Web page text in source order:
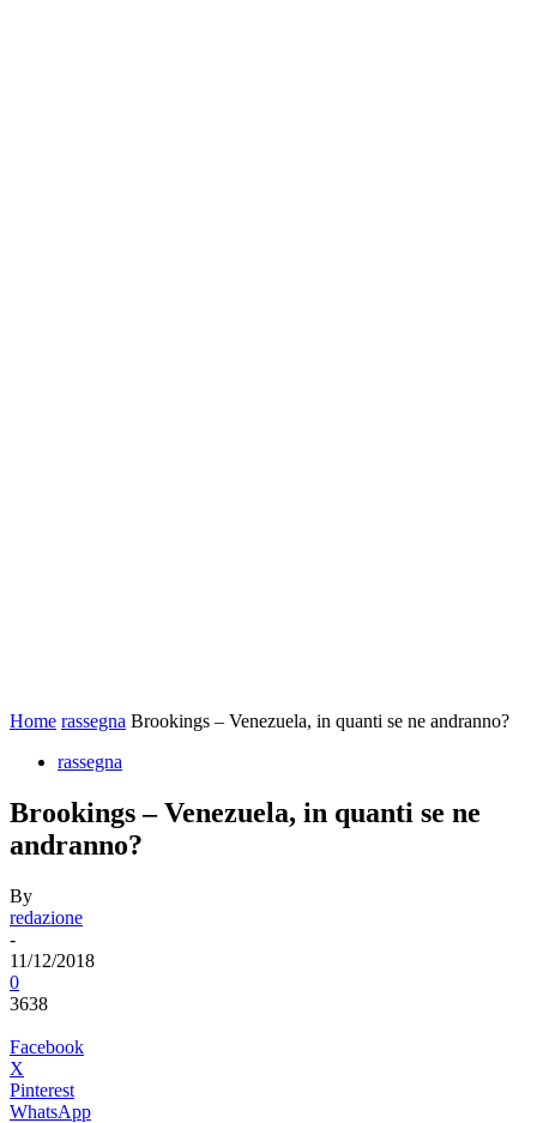
Home rassegna Brookings – Venezuela, in quanti se ne andranno?
rassegna
Brookings – Venezuela, in quanti se ne
andranno?
By
redazione
-
11/12/2018
0
3638
Facebook
X
Pinterest
WhatsApp